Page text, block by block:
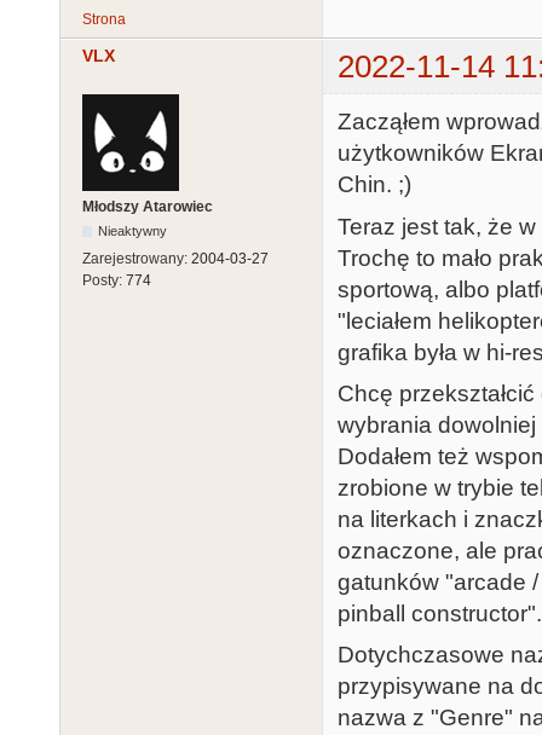
Strona
VLX 2022-11-14
Młodszy Atarowiec
Nieaktywny
Zarejestrowany: 2004-03-27
Posty: 774
Zacząłem
użytkowników
Chin. ;)
Teraz jest tak, że
Trochę to mało
sportową, albo
"leciałem
grafika była w hi-
Chcę
wybrania
Dodałem też
zrobione w trybie
na literkach i
oznaczone, ale
gatunków "arcade
pinball constructor".
Dotychczasowe
przypisywane na
nazwa z "Genre"